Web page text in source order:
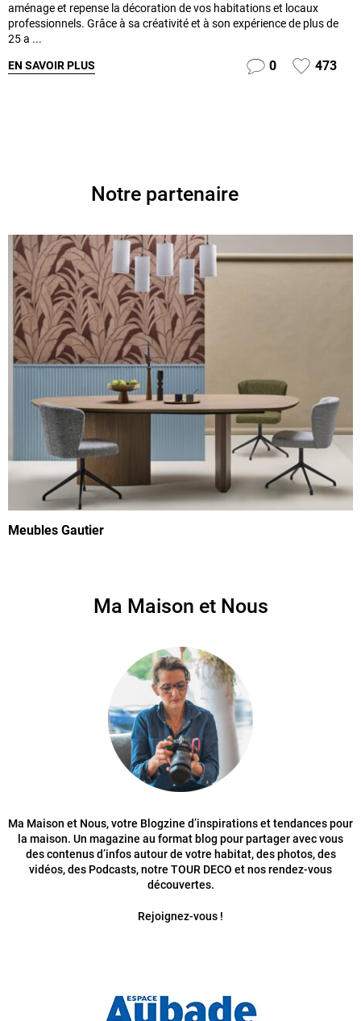
aménage et repense la décoration de vos habitations et locaux
professionnels. Grâce à sa créativité et à son expérience de plus de
25 a ...
EN SAVOIR PLUS 0 473
Notre partenaire
Meubles Gautier
Ma Maison et Nous
Ma Maison et Nous, votre Blogzine d’inspirations et tendances pour
la maison. Un magazine au format blog pour partager avec vous
des contenus d’infos autour de votre habitat, des photos, des
vidéos, des Podcasts, notre TOUR DECO et nos rendez-vous
découvertes.
Rejoignez-vous !